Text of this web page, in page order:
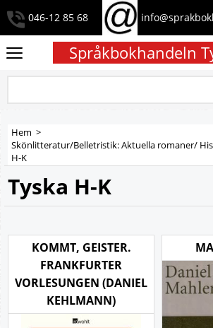
046-12 85 68
Språkbokhandeln
Hem >
Skönlitteratur/Belletristik: Aktuella romaner/
H-K
Tyska H-K
KOMMT, GEISTER.
FRANKFURTER
VORLESUNGEN (DANIEL
KEHLMANN)